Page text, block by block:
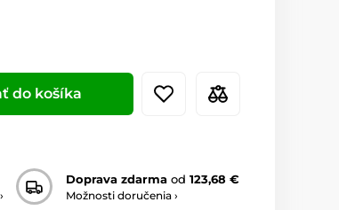
do košíka
Doprava zdarma od 123,68 €
Možnosti doručenia ›